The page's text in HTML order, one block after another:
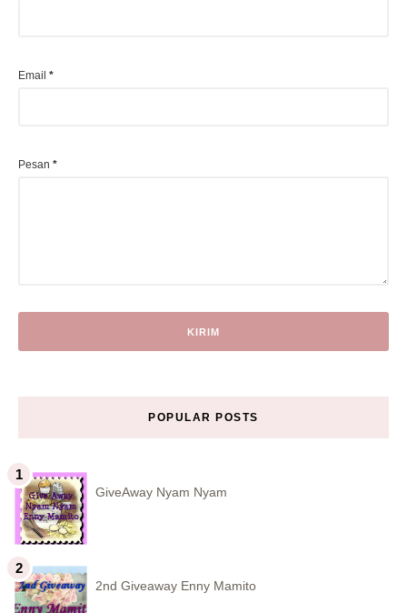
Email *
Pesan *
POPULAR POSTS
GiveAway Nyam Nyam
2nd Giveaway Enny Mamito